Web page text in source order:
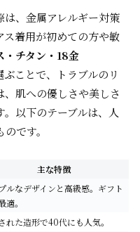
、金属アレルギー対策
ス着用が初めての方や敏
・チタン・18金
ことで、トラブルのリ
肌への優しさや美しさ
以下のテーブルは、人
です。
主な特徴
ルなデザインと高級感。ギフト
適。
れた造形で40代にも人気。